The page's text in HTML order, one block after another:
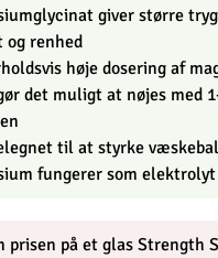
giver større
og renhed
høje dosering af
det muligt at nøjes med
til at styrke
fungerer som
prisen på et glas Strength